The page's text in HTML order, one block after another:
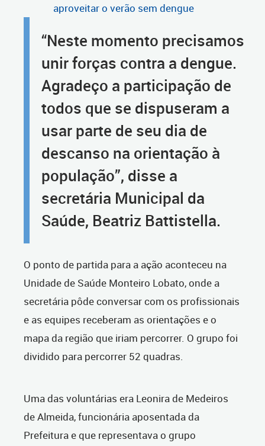
aproveitar o verão sem dengue
“Neste momento precisamos
unir forças contra a dengue.
Agradeço a participação de
todos que se dispuseram a
usar parte de seu dia de
descanso na orientação à
população”, disse a
secretária Municipal da
Saúde, Beatriz Battistella.
O ponto de partida para a ação aconteceu na
Unidade de Saúde Monteiro Lobato, onde a
secretária pôde conversar com os profissionais
e as equipes receberam as orientações e o
mapa da região que iriam percorrer. O grupo foi
dividido para percorrer 52 quadras.
Uma das voluntárias era Leonira de Medeiros
de Almeida, funcionária aposentada da
Prefeitura e que representava o grupo